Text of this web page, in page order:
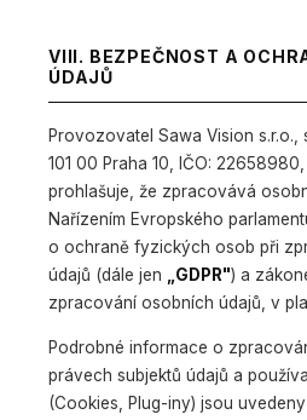
VIII. BEZPEČNOST A
ÚDAJŮ
Provozovatel Sawa Vision s.r.o.,
101 00 Praha 10, IČO:
prohlašuje, že zpracovává
Nařízením Evropského
o ochraně fyzických osob při
údajů (dále jen
„GDPR") a
zpracování osobních údajů, v
Podrobné informace o
právech subjektů údajů a
(Cookies, Plug-iny) jsou